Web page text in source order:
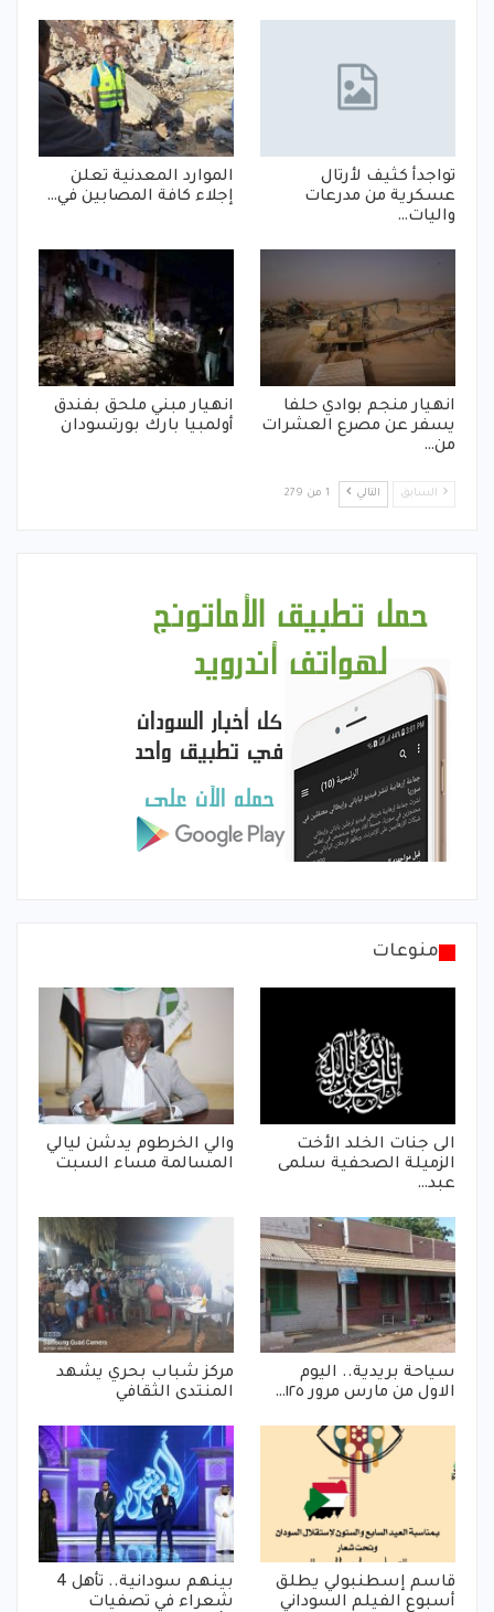
تواجدأ كثيف لأرتال
عسكرية من مدرعات
واليات…
الموارد المعدنية تعلن
إجلاء كافة المصابين في…
انهيار منجم بوادي حلفا
يسفر عن مصرع العشرات
من…
انهيار مبني ملحق بفندق
أولمبيا بارك بورتسودان
السابق التالي 1 من 279
منوعات
الى جنات الخلد الأخت
الزميلة الصحفية سلمى
عبد…
والي الخرطوم يدشن ليالي
المسالمة مساء السبت
سياحة بريدية.. اليوم
الاول من مارس مرور ١٢٥…
مركز شباب بحري يشهد
المنتدى الثقافي
قاسم إسطنبولي يطلق
أسبوع الفيلم السوداني
بينهم سودانية.. تأهل 4
شعراء في تصفيات